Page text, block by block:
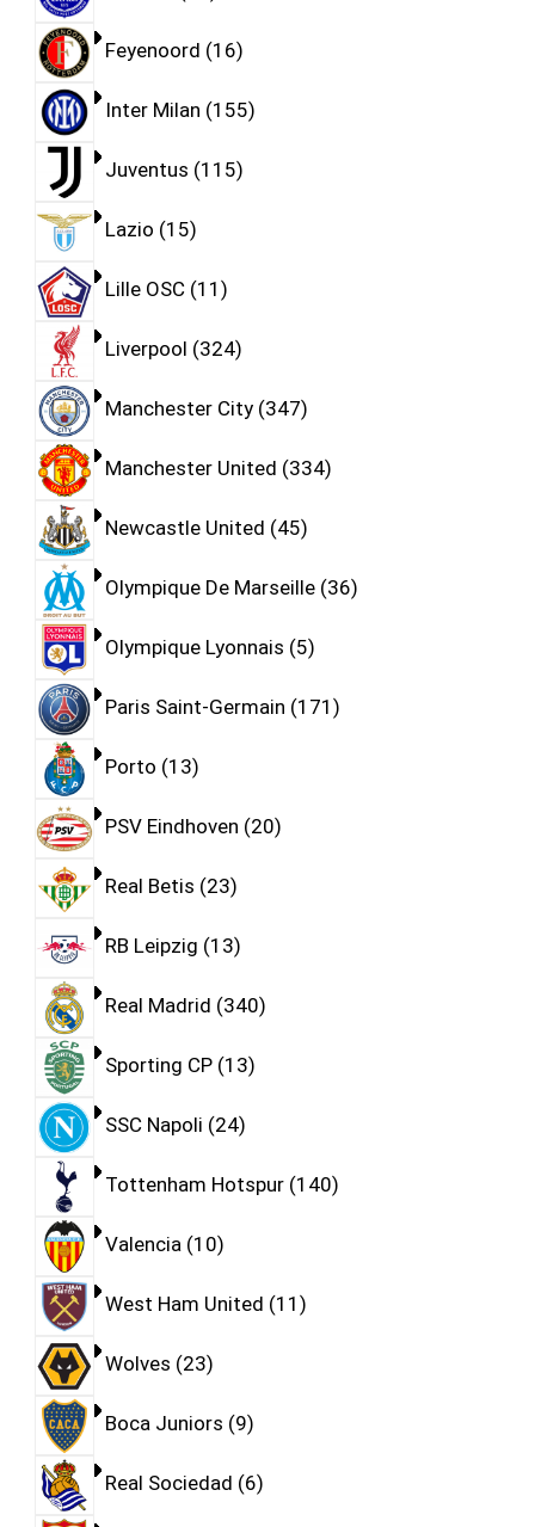
Feyenoord 16
Inter Milan 155
Juventus 115
Lazio 15
Lille OSC 11
Liverpool 324
Manchester City 347
Manchester United 334
Newcastle United 45
Olympique De Marseille 36
Olympique Lyonnais 5
Paris Saint-Germain 171
Porto 13
PSV Eindhoven 20
Real Betis 23
RB Leipzig 13
Real Madrid 340
Sporting CP 13
SSC Napoli 24
Tottenham Hotspur 140
Valencia 10
West Ham United 11
Wolves 23
Boca Juniors 9
Real Sociedad 6